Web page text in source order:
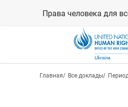
Права человека для
Строка навигации
Главная Все доклады